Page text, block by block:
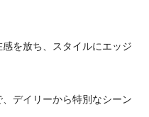
を放ち、スタイルにエッジ
デイリーから特別なシーン